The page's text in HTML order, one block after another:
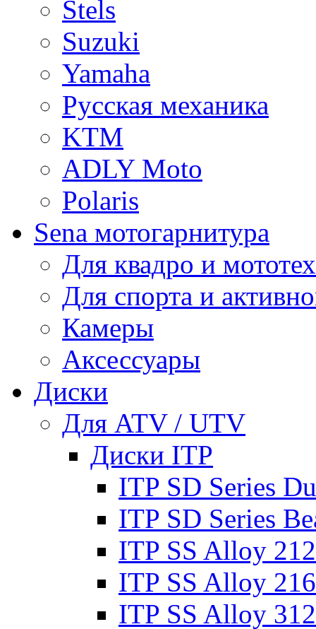
Stels
Suzuki
Yamaha
Русская механика
KTM
ADLY Moto
Polaris
Sena мотогарнитура
Для квадро и
Для спорта и
Камеры
Аксессуары
Диски
Для ATV / UTV
Диски ITP
ITP SD Series
ITP SD Series
ITP SS Alloy 212
ITP SS Alloy 216
ITP SS Alloy 312